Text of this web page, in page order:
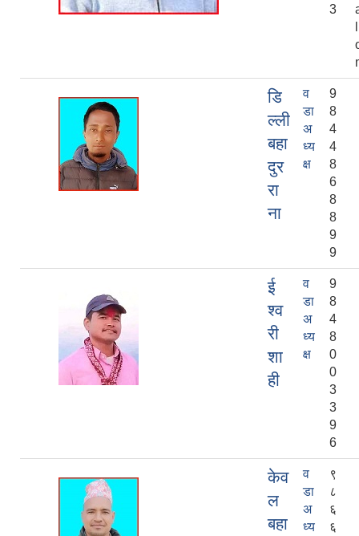
3
डि
ल्ली
बहा
दुर
रा
ना
व
डा
अ
ध्य
क्ष
9
8
4
4
8
6
8
8
9
9
ई
श्व
री
शा
ही
व
डा
अ
ध्य
क्ष
9
8
4
8
0
0
3
3
9
6
केव
ल
बहा
व
डा
अ
ध्य
९
८
६
६